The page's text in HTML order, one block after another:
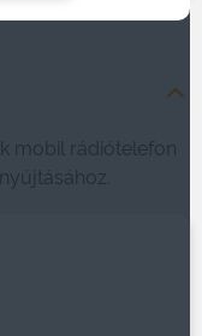
mobil rádiótelefon